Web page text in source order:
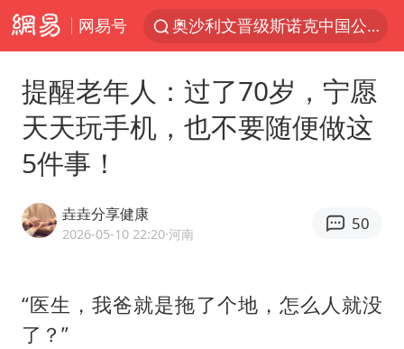
网易号
奥沙利文晋级斯诺克中国公开赛16强
我国发现稀散金属独立新矿物——乌斯河锗矿
上海鼓励居家办公
新疆生产建设兵团生态环境局原局长被查
大疆错失宇树
提醒老年人：过了70岁，宁愿
天天玩手机，也不要随便做这
5件事！
垚垚分享健康
2026-05-10 22:20·河南
50
“医生，我爸就是拖了个地，怎么人就没
了？”